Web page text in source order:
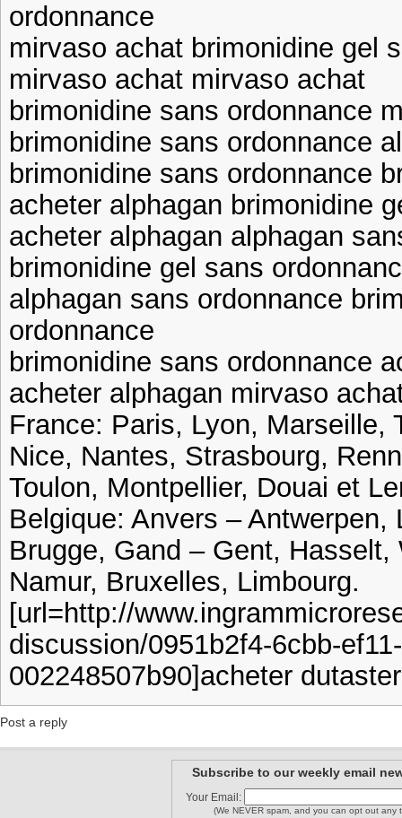
ordonnance
mirvaso achat brimonidine gel
mirvaso achat mirvaso achat
brimonidine sans ordonnance
brimonidine sans ordonnance
brimonidine sans ordonnance
acheter alphagan brimonidine
acheter alphagan alphagan
brimonidine gel sans
alphagan sans ordonnance
ordonnance
brimonidine sans ordonnance
acheter alphagan mirvaso
France: Paris, Lyon, Marseille,
Nice, Nantes, Strasbourg,
Toulon, Montpellier, Douai et
Belgique: Anvers –
Brugge, Gand – Gent,
Namur, Bruxelles, Limbourg.
[url=http://
discussion/0951b2f4-6cbb-
002248507b90]acheter
Post a reply
Subscribe to our weekly email
Your Email:
(We NEVER spam, and you can opt out any